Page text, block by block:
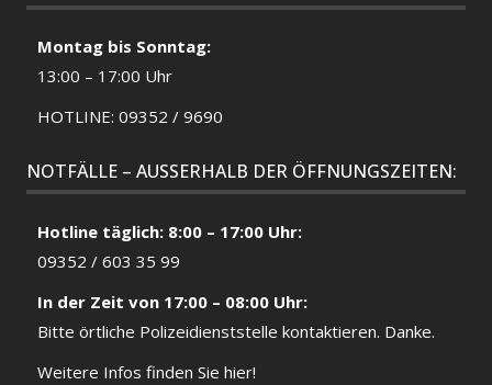
Montag bis Sonntag:
13:00 – 17:00 Uhr
HOTLINE: 09352 / 9690
NOTFÄLLE – AUSSERHALB DER ÖFFNUNGSZEITEN:
Hotline täglich: 8:00 – 17:00 Uhr:
09352 / 603 35 99
In der Zeit von 17:00 – 08:00 Uhr:
Bitte örtliche Polizeidienststelle kontaktieren. Danke.
Weitere Infos finden Sie hier!